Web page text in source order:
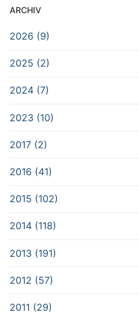
ARCHIV
2026 (9)
2025 (2)
2024 (7)
2023 (10)
2017 (2)
2016 (41)
2015 (102)
2014 (118)
2013 (191)
2012 (57)
2011 (29)